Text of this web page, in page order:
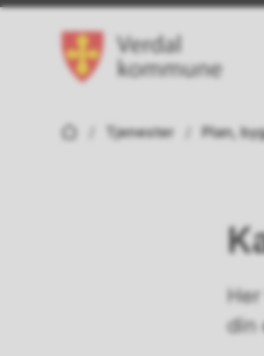
Du er her:Tjenester Plan,
din